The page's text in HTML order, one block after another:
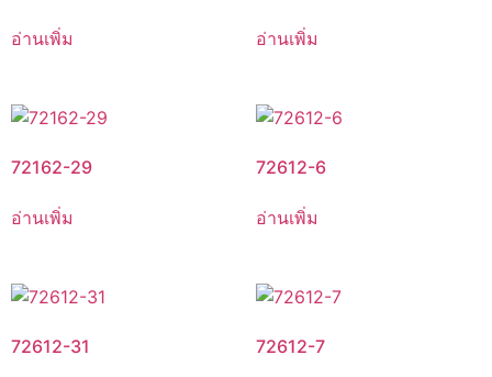
อ่านเพิ่ม อ่านเพิ่ม
72162-29
อ่านเพิ่ม
72612-6
อ่านเพิ่ม
72612-31 72612-7